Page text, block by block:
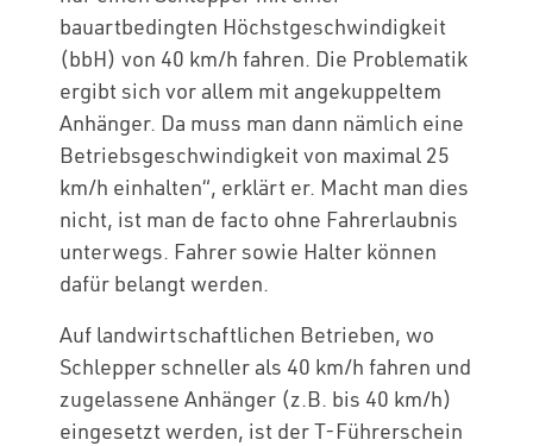
bauartbedingten Höchstgeschwindigkeit
(bbH) von 40 km/h fahren. Die Problematik
ergibt sich vor allem mit angekuppeltem
Anhänger. Da muss man dann nämlich eine
Betriebsgeschwindigkeit von maximal 25
km/h einhalten“, erklärt er. Macht man dies
nicht, ist man de facto ohne Fahrerlaubnis
unterwegs. Fahrer sowie Halter können
dafür belangt werden.
Auf landwirtschaftlichen Betrieben, wo
Schlepper schneller als 40 km/h fahren und
zugelassene Anhänger (z.B. bis 40 km/h)
eingesetzt werden, ist der T-Führerschein